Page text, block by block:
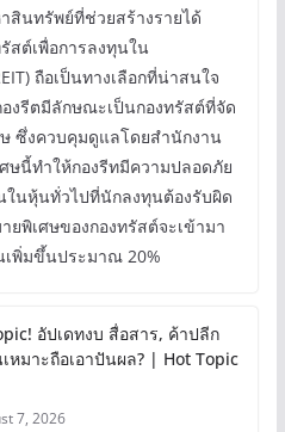
สินทรัพย์ที่ช่วยสร้างรายได้
สต์เพื่อการลงทุนใน
ถือเป็นทางเลือกที่น่าสนใจ
งรีตมีลักษณะเป็นกองทรัสต์ที่จัด
ซึ่งควบคุมดูแลโดยสำนักงาน
ษนี้ทำให้กองรีทมีความปลอดภัย
ในหุ้นทั่วไปที่นักลงทุนต้องรับผิด
ยพิเศษของกองทรัสต์จะเข้ามา
พิ่มขึ้นประมาณ 20%
อัปเดทงบ สื่อสาร, ค้าปลีก
หมาะถือเอาปันผล? | Hot Topic
7, 2026